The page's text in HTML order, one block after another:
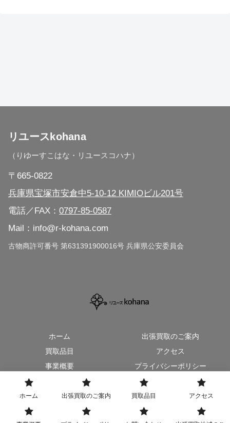
兵庫県 川西市
兵庫県 神戸市（全区対応）
京都市（広域対応）
リユースkohana
（りゆーすこはな・リユースコハナ）
〒665-0822
兵庫県宝塚市安倉中5-10-12 KIMIOビル201号
電話／FAX： 0797-85-0587
Mail：info@r-kohana.com
古物商許可番号 第631391900016号 兵庫県公安委員会
ホーム
出張買取のご案内
買取品目
アクセス
事業概要
プライバシーポリシー
出張買取地域のご案内
© 2020 リユースkohana【出張買取/総合リサイクルショップ】.
ホーム 出張買取のご案内 買取品目 アクセス